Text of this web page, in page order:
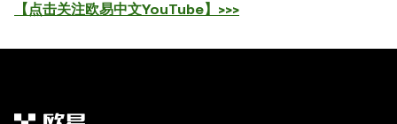
【点击关注欧易中文YouTube】 >>>